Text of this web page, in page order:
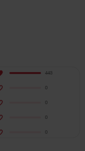
443
0
0
0
0